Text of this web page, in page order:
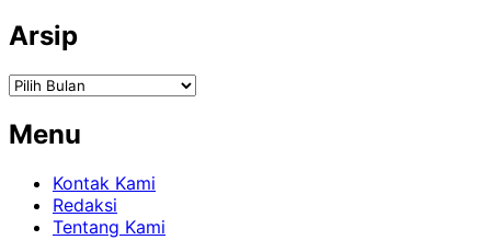
Arsip
Arsip
Menu
Kontak Kami
Redaksi
Tentang Kami